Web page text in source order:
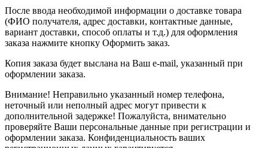
После ввода необходимой информации о доставке товара
(ФИО получателя, адрес доставки, контактные данные,
вариант доставки, способ оплаты и т.д.) для оформления
заказа нажмите кнопку Оформить заказ.
Копия заказа будет выслана на Ваш e-mail, указанный при
оформлении заказа.
Внимание! Неправильно указанный номер телефона,
неточный или неполный адрес могут привести к
дополнительной задержке! Пожалуйста, внимательно
проверяйте Ваши персональные данные при регистрации и
оформлении заказа. Конфиденциальность ваших